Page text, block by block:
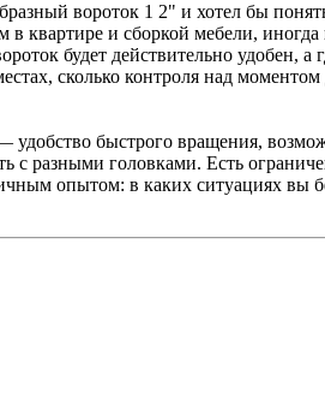
вороток 1 2" и хотел бы
квартире и сборкой мебели,
будет действительно удобен,
сколько контроля над моментом
быстрого вращения,
разными головками. Есть
опытом: в каких ситуациях вы